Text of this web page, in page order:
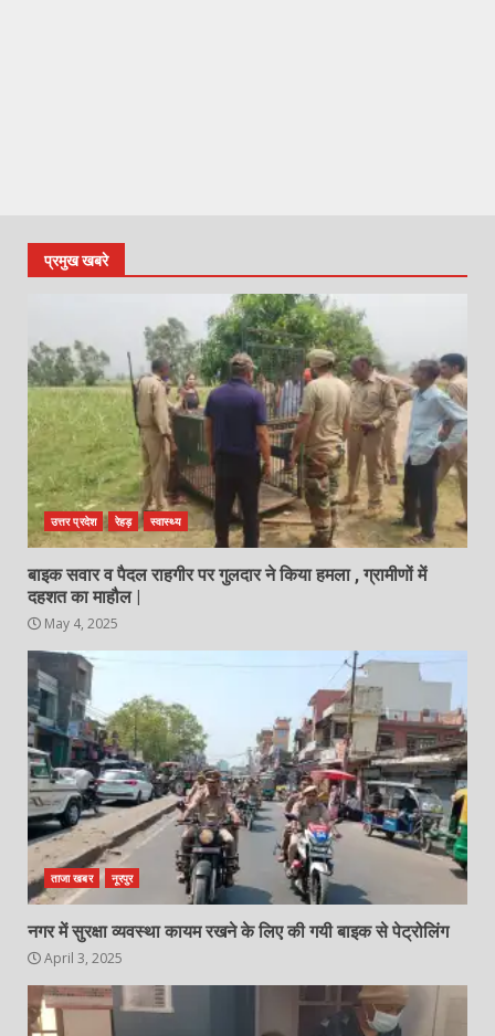
प्रमुख खबरे
उत्तर प्रदेश रेहड़ स्वास्थ्य
बाइक सवार व पैदल राहगीर पर गुलदार ने किया हमला , ग्रामीणों में
दहशत का माहौल |
May 4, 2025
ताजा खबर नूरपुर
नगर में सुरक्षा व्यवस्था कायम रखने के लिए की गयी बाइक से पेट्रोलिंग
April 3, 2025